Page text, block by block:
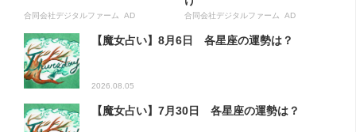
合同会社デジタルファーム AD 合同会社デジタルファーム AD
【魔女占い】8月6日 各星座の運勢は？
2026.08.05
【魔女占い】7月30日 各星座の運勢は？